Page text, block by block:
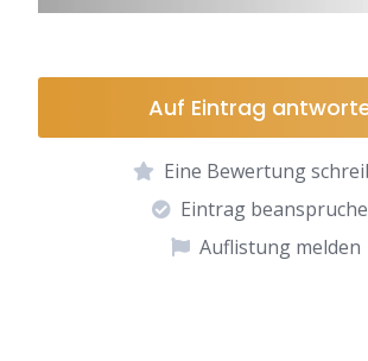
Auf Eintrag
Eine Bewertung
Eintrag
Auflistung melden